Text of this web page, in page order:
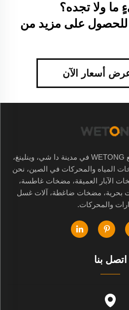
ولا تجده؟
للحصول على مزيد من
أسعار الآن
تأسست في عام 1982، تقع WETONG في مدينة دا شي، وينلينغ،
المياه والمحركات في الصين، نحن
الآبار العميقة، مضخات غاطسة،
مضخات ضاغطة، آلات غسل
والمحركات.
اتصل بنا